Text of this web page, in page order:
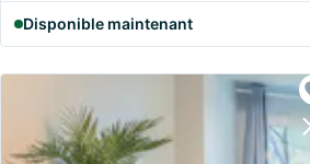
Disponible maintenant